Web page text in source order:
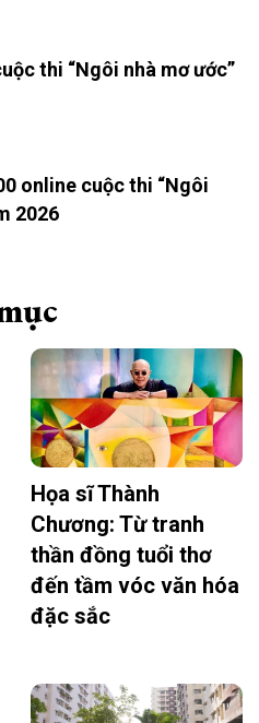
thi “Ngôi nhà mơ ước”
online cuộc thi “Ngôi
2026
Họa sĩ Thành
Chương: Từ tranh
thần đồng tuổi thơ
đến tầm vóc văn hóa
đặc sắc